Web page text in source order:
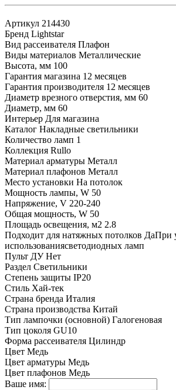
Артикул 214430
Бренд Lightstar
Вид рассеивателя Плафон
Виды материалов Металлические
Высота, мм 100
Гарантия магазина 12 месяцев
Гарантия производителя 12 месяцев
Диаметр врезного отверстия, мм 60
Диаметр, мм 60
Интерьер Для магазина
Каталог Накладные светильники
Количество ламп 1
Коллекция Rullo
Материал арматуры Металл
Материал плафонов Металл
Место установки На потолок
Мощность лампы, W 50
Напряжение, V 220-240
Общая мощность, W 50
Площадь освещения, м2 2.8
Подходит для натяжных потолков ДаПри
использованиясветодиодных ламп
Пульт ДУ Нет
Раздел Светильники
Степень защиты IP20
Стиль Хай-тек
Страна бренда Италия
Страна производства Китай
Тип лампочки (основной) Галогеновая
Тип цоколя GU10
Форма рассеивателя Цилиндр
Цвет Медь
Цвет арматуры Медь
Цвет плафонов Медь
Ваше имя: